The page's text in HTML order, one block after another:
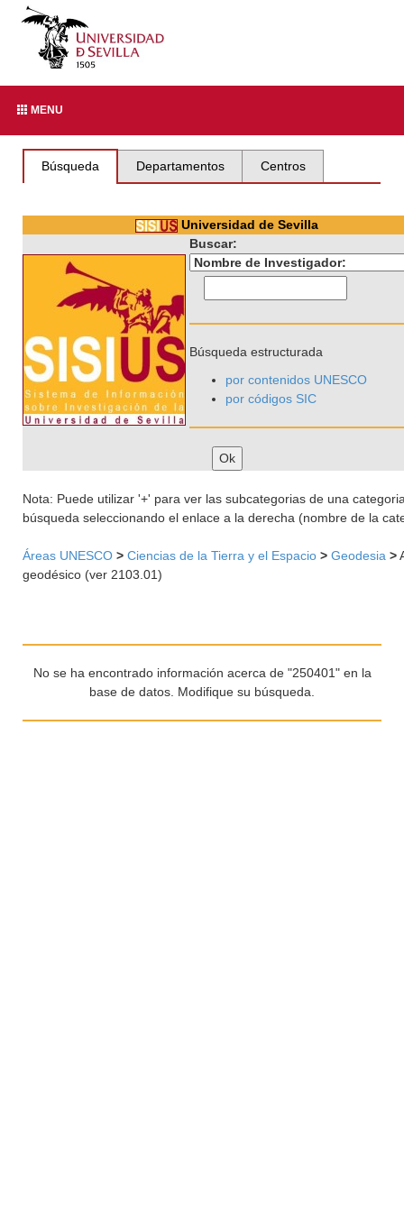
MENU
Búsqueda Departamentos Centros
Universidad de Sevilla
Buscar:
Búsqueda estructurada
por contenidos UNESCO
por códigos SIC
Nota: Puede utilizar '+' para ver las subcategorias de una
búsqueda seleccionando el enlace a la derecha (nombre de la
Áreas UNESCO > Ciencias de la Tierra y el Espacio > Geodesia >
geodésico (ver 2103.01)
No se ha encontrado información acerca de "250401" en la
base de datos. Modifique su búsqueda.